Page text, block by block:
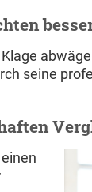
seine